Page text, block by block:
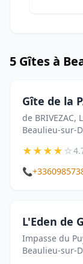
5 Gîtes à
Gîte de la
de BRIVEZAC,
Beaulieu-sur-
★★★★☆
📞
L'Eden de
Impasse du
Beaulieu-sur-